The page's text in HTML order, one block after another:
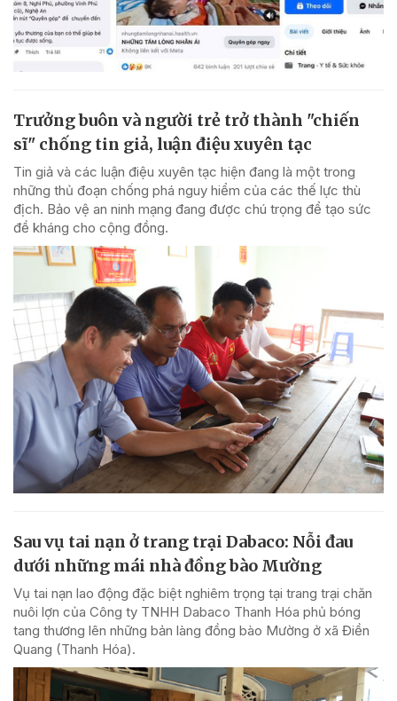
Trưởng buôn và người trẻ trở thành "chiến
sĩ" chống tin giả, luận điệu xuyên tạc
Tin giả và các luận điệu xuyên tạc hiện đang là một trong
những thủ đoạn chống phá nguy hiểm của các thế lực thù
địch. Bảo vệ an ninh mạng đang được chú trọng để tạo sức
đề kháng cho cộng đồng.
Sau vụ tai nạn ở trang trại Dabaco: Nỗi đau
dưới những mái nhà đồng bào Mường
Vụ tai nạn lao động đặc biệt nghiêm trọng tại trang trại chăn
nuôi lợn của Công ty TNHH Dabaco Thanh Hóa phủ bóng
tang thương lên những bản làng đồng bào Mường ở xã Điền
Quang (Thanh Hóa).